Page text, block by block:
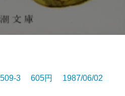
3 605円 1987/06/02